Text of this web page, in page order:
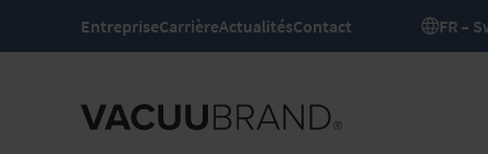
EntrepriseCarrièreActualitésContact